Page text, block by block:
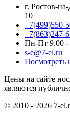
г. Ростов-
10
+7(499)550-
+7(863)247-
Пн-Пт 9.00 -
s-e@7-el.ru
Посмотреть
Цены на сайте
являются
© 2010 - 2026 7-